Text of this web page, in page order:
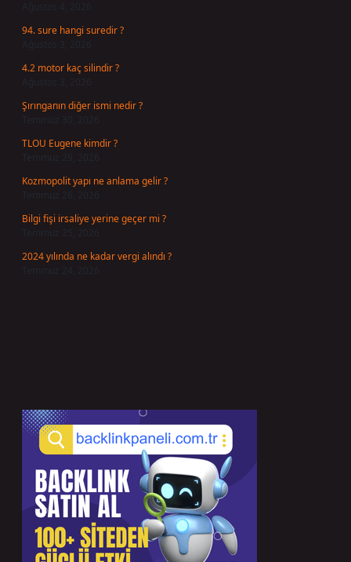
94. sure hangi suredir ?
Ağustos 3, 2026
4.2 motor kaç silindir ?
Ağustos 3, 2026
Şırınganın diğer ismi nedir ?
Temmuz 30, 2026
TLOU Eugene kimdir ?
Kozmopolit yapı ne anlama gelir ?
Bilgi fişi irsaliye yerine geçer mi ?
2024 yılında ne kadar vergi alındı ?